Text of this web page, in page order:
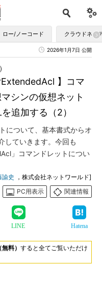
ロー/ノーコード クラウドネイ
2026年1月7日 公開
】コマ
シンの仮想ネット
追加する（2）
について、基本書式からオ
していきます。今回も
」コマンドレットについ
諭史
，株式会社ネットワールド]
PC用表示
関連情報
LINE Hatena
料） すると全てご覧いただけ